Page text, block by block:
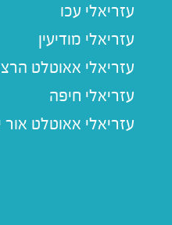
עזריאלי עכו
עזריאלי מודיעין
עזריאלי אאוטלט
עזריאלי חיפה
עזריאלי אאוטלט אור